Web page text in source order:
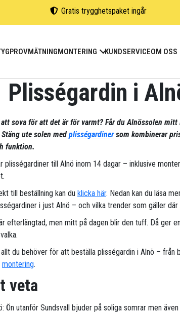
Gratis trygghetspaket ingår
MÄTNINGMONTERING KUNDSERVICEOM OSS
Plisségardin i
sova för att det är för varmt? Får du Alnössolen
ute solen med plisségardinersom kombinerar
funktion.
plisségardiner till Alnö inom 14 dagar – inklusive
till beställning kan du klicka här. Nedan kan du läsa
i just Alnö – och vilka trender som gäller där
efterlängtad, men mitt på dagen blir den tuff. Då ger
du behöver för att beställa plisségardin i Alnö – från
montering.
veta
Ön utanför Sundsvall bjuder på soliga somrar men